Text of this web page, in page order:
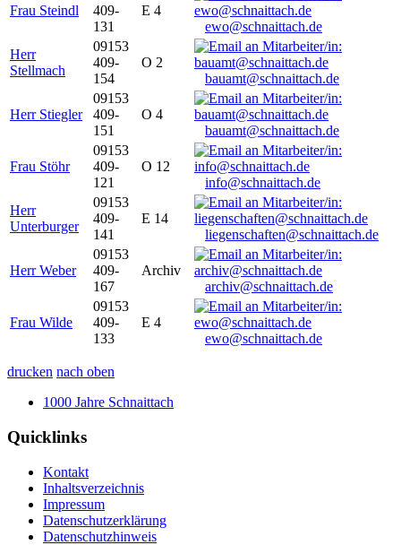
Frau Steindl
409-
131
E 4
ewo@schnaittach.de
Herr
Stellmach
09153
409-
154
O 2
bauamt@schnaittach.de
Herr Stiegler
09153
409-
151
O 4
bauamt@schnaittach.de
Frau Stöhr
09153
409-
121
O 12
info@schnaittach.de
Herr
Unterburger
09153
409-
141
E 14
liegenschaften@schnaittach.de
Herr Weber
09153
409-
167
Archiv
archiv@schnaittach.de
Frau Wilde
09153
409-
133
E 4
ewo@schnaittach.de
drucken nach oben
1000 Jahre Schnaittach
Quicklinks
Kontakt
Inhaltsverzeichnis
Impressum
Datenschutzerklärung
Datenschutzhinweis